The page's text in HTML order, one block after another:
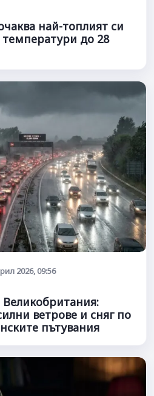
най-топлият си
температури до 28
2026, 09:56
ветрове и сняг по
пътувания